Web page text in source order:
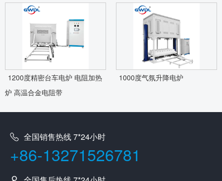
1200度精密台车电炉 电阻加热
炉 高温合金电阻带
1000度气氛升降电炉
全国销售热线 7*24小时
+86-13271526781